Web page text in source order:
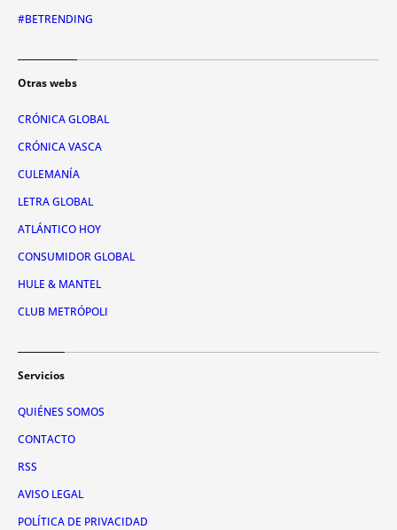
#BETRENDING
Otras webs
CRÓNICA GLOBAL
CRÓNICA VASCA
CULEMANÍA
LETRA GLOBAL
ATLÁNTICO HOY
CONSUMIDOR GLOBAL
HULE & MANTEL
CLUB METRÓPOLI
Servicios
QUIÉNES SOMOS
CONTACTO
RSS
AVISO LEGAL
POLÍTICA DE PRIVACIDAD